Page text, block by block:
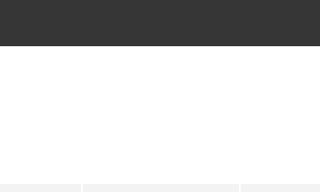
novo sítio)